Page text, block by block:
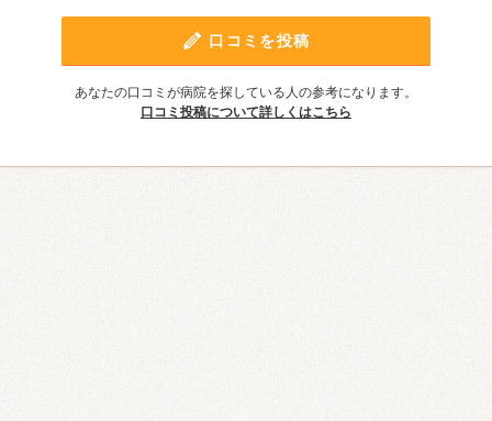
口コミを投稿
あなたの口コミが病院を探している人の参考になります。
口コミ投稿について詳しくはこちら